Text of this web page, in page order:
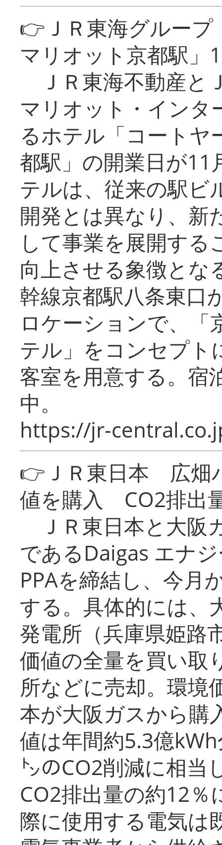
👉ＪＲ東海グルー
マリオット京都駅」
ＪＲ東海不動産と
マリオット・インタ
るホテル「コートヤ
都駅」の開業日が11
テルは、従来の駅ビ
開発とは異なり、新
して事業を展開する
向上させる象徴とな
幹線京都駅八条東口
ロケーションで、「
テル」をコンセプト
客室を用意する。宿
中。
https://jr-
👉ＪＲ東日本 広畑
値を購入 CO2排出
ＪＲ東日本と大阪
であるDaigas エナ
PPAを締結し、今月
する。具体的には、
発電所（兵庫県姫路
価値の全量を買い取
所などに売却。環境
本が大阪ガスから購
値は年間約5.3億
㌧のCO2削減に相当
CO2排出量の約12％
際に使用する電気は